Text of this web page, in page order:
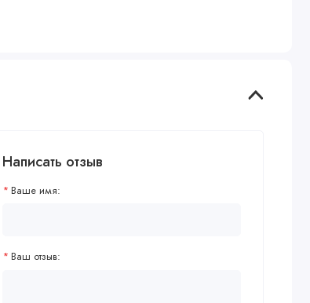
Написать отзыв
Ваше имя:
Ваш отзыв: